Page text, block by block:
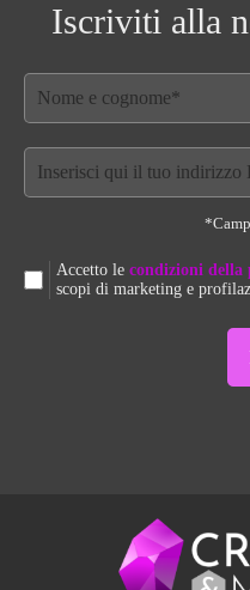
Iscriviti alla
Accetto le condizioni
scopi di marketing e